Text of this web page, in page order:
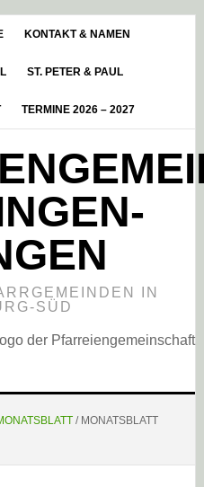
KONTAKT & NAMEN
ST. PETER & PAUL
TERMINE 2026 – 2027
IN
SÜD
/MONATSBLATT